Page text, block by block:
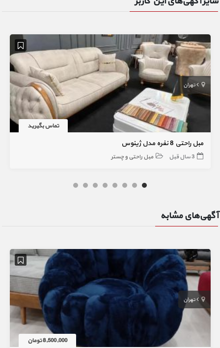
تهران
تماس بگیرید
مبل راحتی 8 نفره مدل ژینوس
3 سال قبل مبل راحتی و چستر
آگهی‌های مشابه
تهران
8,500,000 تومان